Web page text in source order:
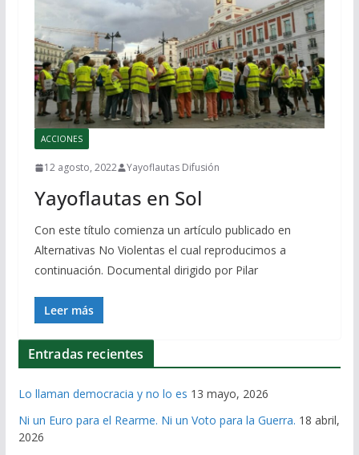
ACCIONES
12 agosto, 2022 Yayoflautas Difusión
Yayoflautas en Sol
Con este título comienza un artículo publicado en
Alternativas No Violentas el cual reproducimos a
continuación. Documental dirigido por Pilar
Leer más
Entradas recientes
Lo llaman democracia y no lo es 13 mayo, 2026
Ni un Euro para el Rearme. Ni un Voto para la Guerra. 18 abril,
2026